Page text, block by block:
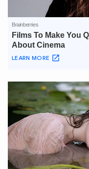
XIN CHÀO,
TÔI LÀ
Hãy hỏi tôi
An Ninh Thủ